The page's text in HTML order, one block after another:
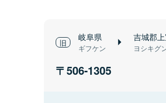
岐阜県
ギフケン
吉城郡
ヨシキグ
506-1305